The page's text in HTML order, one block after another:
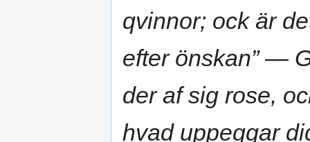
qvinnor; ock är
efter önskan” —
der af sig rose,
hvad uppeggar